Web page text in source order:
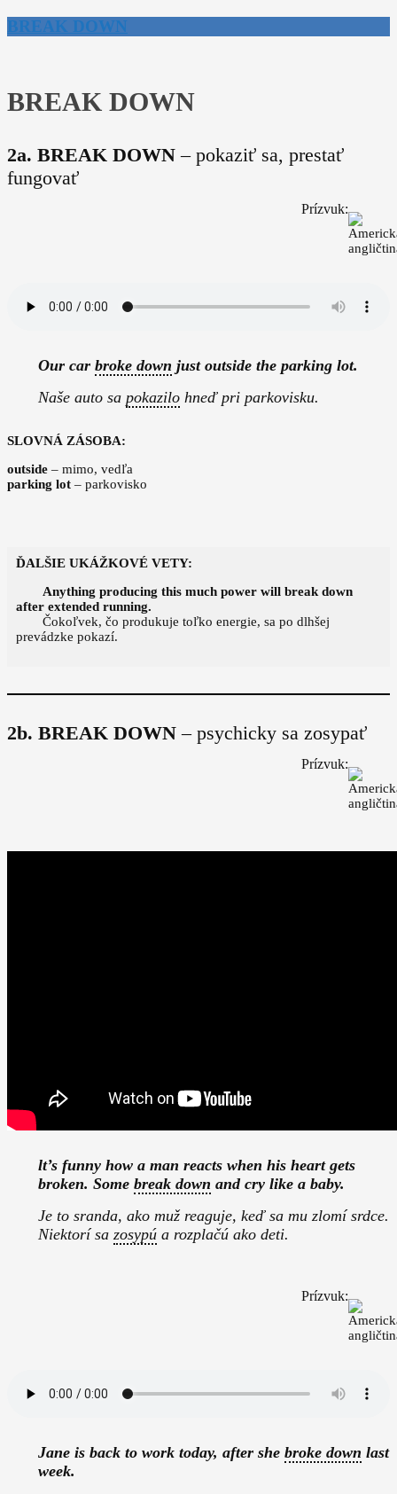
BREAK DOWN
BREAK DOWN
2a. BREAK DOWN – pokaziť sa, prestať
fungovať
Prízvuk:
Our car broke down just outside the parking lot.
Naše auto sa pokazilo hneď pri parkovisku.
SLOVNÁ ZÁSOBA:
outside – mimo, vedľa
parking lot – parkovisko
ĎALŠIE UKÁŽKOVÉ VETY:
Anything producing this much power will break down
after extended running.
Čokoľvek, čo produkuje toľko energie, sa po dlhšej
prevádzke pokazí.
2b. BREAK DOWN – psychicky sa zosypať
Prízvuk:
lt’s funny how a man reacts when his heart gets
broken. Some break down and cry like a baby.
Je to sranda, ako muž reaguje, keď sa mu zlomí srdce.
Niektorí sa zosypú a rozplačú ako deti.
Prízvuk:
Jane is back to work today, after she broke down last
week.